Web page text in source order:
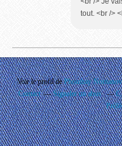
tout. <br />
Voir le profil dePhouthay
Contact
Signaler un abus